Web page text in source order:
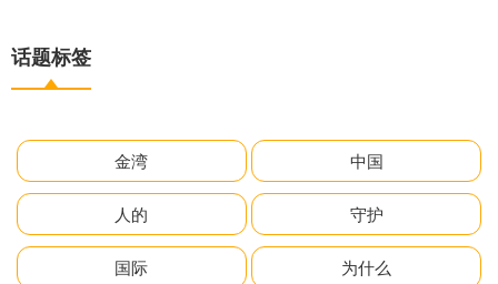
话题标签
金湾 中国
人的 守护
国际 为什么